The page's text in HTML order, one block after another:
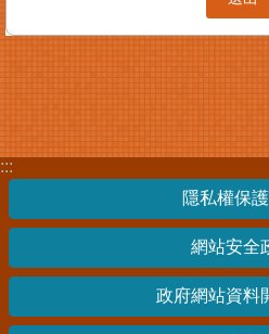
:::
隱私權保
網站安全
政府網站資料